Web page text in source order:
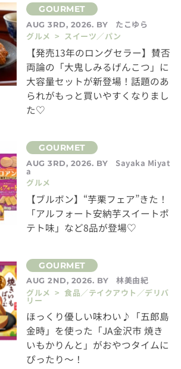
AUG 3RD, 2026. BY
たこゆら
グルメ > スイーツ／パン
【発売13年のロングセラー】賛否
両論の「大鬼しみるげんこつ」に
大容量セットが新登場！話題のあ
られがもっと買いやすくなりまし
た♡
AUG 3RD, 2026. BY Sayaka Miyat
a
グルメ
【ブルボン】“芋栗フェア”きた！
「アルフォート安納芋スイートポ
テト味」など8品が登場♡
AUG 2ND, 2026. BY
林美由紀
グルメ > 食品／テイクアウト／デリバ
リー
ほっくり優しい味わい♪「五郎島
金時」を使った「JA金沢市 焼き
いもかりんと」がおやつタイムに
ぴったり～！